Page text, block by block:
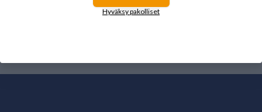
Tälle tuotteelle ei ole vielä arvioita. Kirjaudu sisään ja
Hyväksy pakolliset